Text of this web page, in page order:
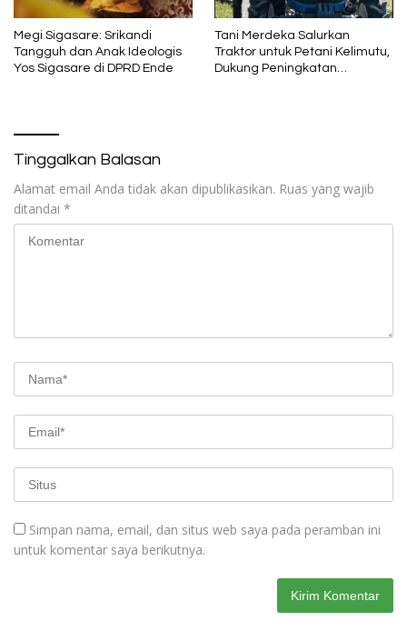
Megi Sigasare: Srikandi
Tangguh dan Anak Ideologis
Yos Sigasare di DPRD Ende
Tani Merdeka Salurkan
Traktor untuk Petani Kelimutu,
Dukung Peningkatan
Tinggalkan Balasan
Alamat email Anda tidak akan dipublikasikan. Ruas yang wajib
ditandai *
Simpan nama, email, dan situs web saya pada peramban ini
untuk komentar saya berikutnya.